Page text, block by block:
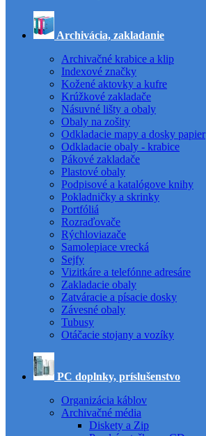
Archivácia, zakladanie
Archivačné krabice a klip
Indexové značky
Kožené aktovky a kufre
Krúžkové zakladače
Násuvné lišty a obaly
Obaly na zošity
Odkladacie mapy a dosky papier
Odkladacie obaly - krabice
Pákové zakladače
Plastové obaly
Podpisové a katalógove knihy
Pokladničky a skrinky
Portfóliá
Rozraďovače
Rýchloviazače
Samolepiace vrecká
Sejfy
Vizitkáre a telefónne adresáre
Zakladacie obaly
Zatváracie a písacie dosky
Závesné obaly
Tubusy
Otáčacie stojany a vozíky
PC doplnky, príslušenstvo
Organizácia káblov
Archivačné média
Diskety a Zip